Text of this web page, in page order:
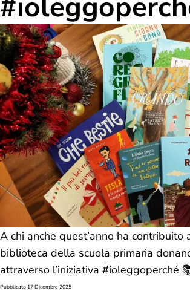
A chi anche quest’anno ha contribuito
biblioteca della scuola primaria
attraverso l’iniziativa #ioleggoperché
Pubblicato 17 Dicembre 2025